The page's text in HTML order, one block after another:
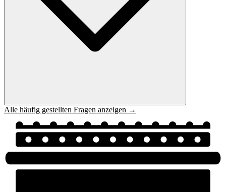
Alle häufig gestellten Fragen anzeigen →